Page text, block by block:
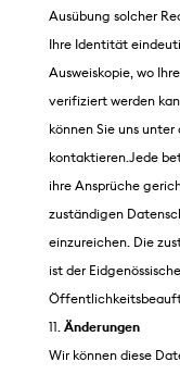
Ausübung solcher
Ihre Identität
Ausweiskopie, wo
verifiziert werden
können Sie uns
kontaktieren.Jede
ihre Ansprüche
zuständigen
einzureichen. Die
ist der
Änderungen
Wir können diese